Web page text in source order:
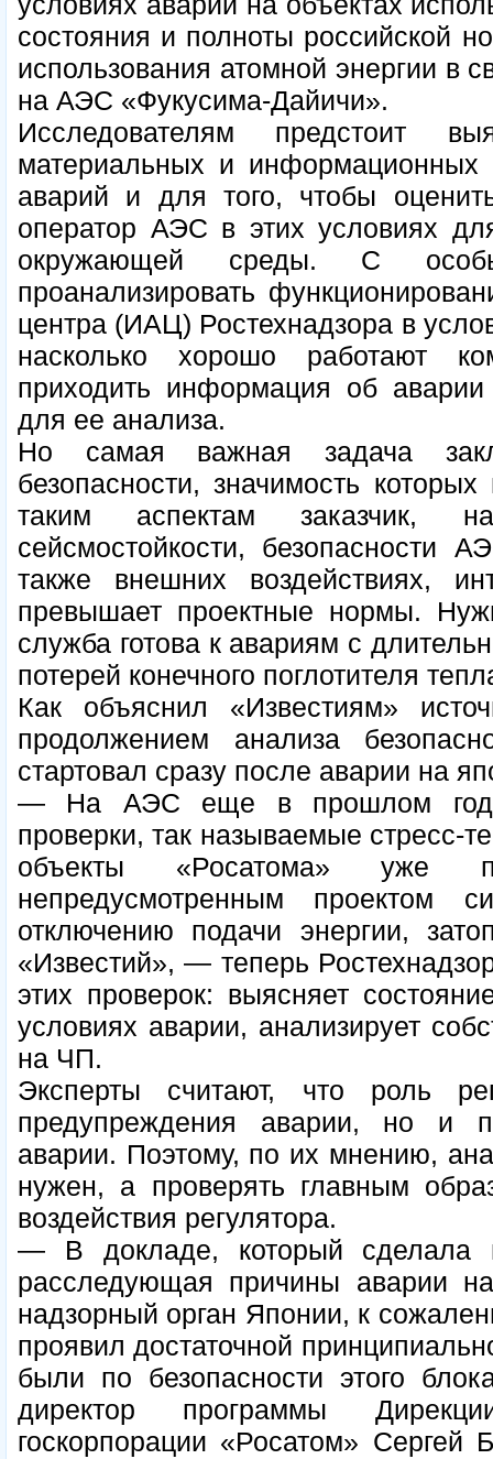
состояния и полноты российской
использования атомной энергии в
на АЭС «Фукусима-Дайичи».
Исследователям предстоит
материальных и информационных
аварий и для того, чтобы
оператор АЭС в этих условиях
окружающей среды. C
проанализировать
центра (ИАЦ) Ростехнадзора в
насколько хорошо работают
приходить информация об
для ее анализа.
Но самая важная задача
безопасности, значимость
таким аспектам заказчик,
сейсмостойкости, безопасности
также внешних воздействиях,
превышает проектные нормы.
служба готова к авариям с
потерей конечного поглотителя
Как объяснил «Известиям»
продолжением анализа
стартовал сразу после аварии на
— На АЭС еще в прошлом году
проверки, так называемые стресс-
объекты «Росатома» уже
непредусмотренным проектом
отключению подачи энергии,
«Известий», — теперь
этих проверок: выясняет
условиях аварии, анализирует
на ЧП.
Эксперты считают, что роль
предупреждения аварии, но и
аварии. Поэтому, по их мнению,
нужен, а проверять главным
воздействия регулятора.
— В докладе, который сделала
расследующая причины аварии
надзорный орган Японии, к
проявил достаточной
были по безопасности этого
директор программы
госкорпорации «Росатом» Сергей